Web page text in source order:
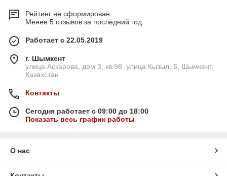
Рейтинг не сформирован
Менее 5 отзывов за последний год
Работает с 22.05.2019
г. Шымкент
улица Аскарова, дом 3, кв.98. улица Кызыл, 6, Шымкент,
Казахстан
Контакты
Сегодня работает с 09:00 до 18:00
Показать весь график работы
О нас